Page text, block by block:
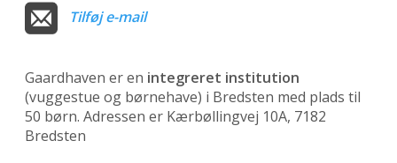
Tilføj e-mail
Gaardhaven er en integreret institution
(vuggestue og børnehave) i Bredsten med plads til
50 børn. Adressen er Kærbøllingvej 10A, 7182
Bredsten